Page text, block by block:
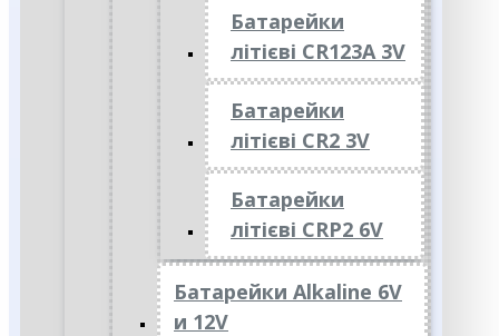
Батарейки
літієві CR123A 3V
Батарейки
літієві CR2 3V
Батарейки
літієві CRP2 6V
Батарейки Alkaline 6V
и 12V